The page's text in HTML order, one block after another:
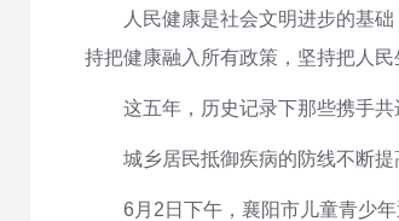
人民健康是社会文明进步的基
持把健康融入所有政策，坚持把人
这五年，历史记录下那些携手
城乡居民抵御疾病的防线不断提
6月2日下午，襄阳市儿童青少